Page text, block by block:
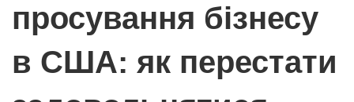
як
перестати
просування бізнесу
в США: як перестати